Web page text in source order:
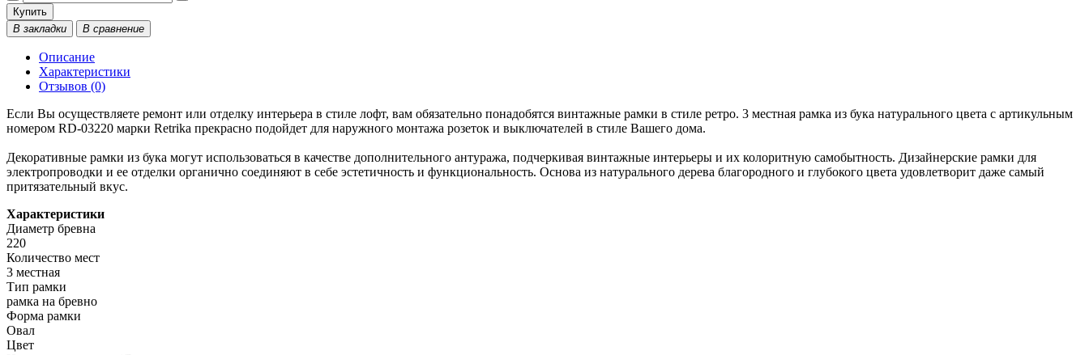
Купить
В закладки
В сравнение
Описание
Характеристики
Отзывов (0)
Если Вы осуществляете ремонт или отделку интерьера в стиле лофт, вам обязательно понадобятся винтажные рамки в стиле ретро. 3 местная рамка из бука натурального цвета с артикульным
номером RD-03220 марки Retrika прекрасно подойдет для наружного монтажа розеток и выключателей в стиле Вашего дома.
Декоративные рамки из бука могут использоваться в качестве дополнительного антуража, подчеркивая винтажные интерьеры и их колоритную самобытность. Дизайнерские рамки для
электропроводки и ее отделки органично соединяют в себе эстетичность и функциональность. Основа из натурального дерева благородного и глубокого цвета удовлетворит даже самый
притязательный вкус.
Характеристики
Диаметр бревна
220
Количество мест
3 местная
Тип рамки
рамка на бревно
Форма рамки
Овал
Цвет